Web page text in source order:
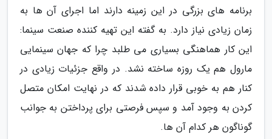
برنامه های بزرگی در این زمینه دارند اما اجرای آن ها به
زمان زیادی نیاز دارد. به گفته این تهیه کننده صنعت سینما:
این کار هماهنگی بسیاری می طلبد چرا که جهان سینمایی
مارول هم یک روزه ساخته نشد. در واقع جزئیات زیادی در
کنار هم به خوبی قرار داده شدند که در نهایت امکان متصل
کردن به وجود آمد و سپس فرصتی برای پرداختن به جوانب
گوناگون هر کدام آن ها.